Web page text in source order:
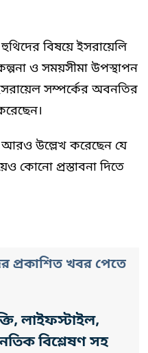
বিষয়ে ইসরায়েলি
ও সময়সীমা উপস্থাপন
সম্পর্কের অবনতির
আরও উল্লেখ করেছেন যে
কোনো প্রস্তাবনা দিতে
খবর পেতে
লাইফস্টাইল,
বিশ্লেষণ সহ